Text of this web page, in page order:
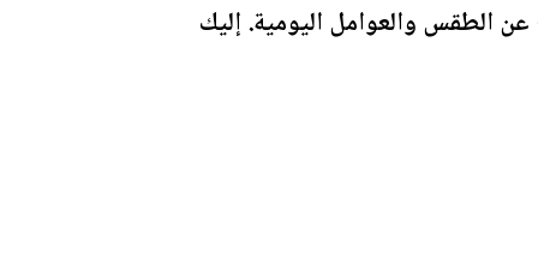
الطقس والعوامل اليومية. إليك